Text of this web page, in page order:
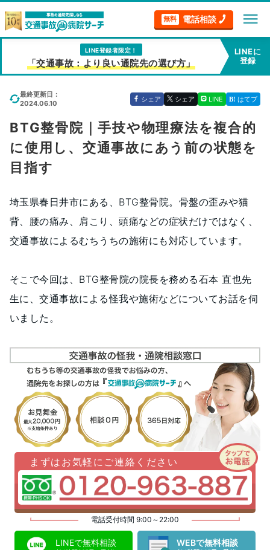
無料 電話相談 menu
LINE登録者限定！
「交通事故：より良い通院先の選び方」
LINEに
登録
最終更新日：
2024.06.10
シェア シェア LINE はてブ
BTG整骨院｜手技や物理療法を複合的
に使用し、交通事故にあう前の状態を
目指す
埼玉県春日井市にある、BTG整骨院。骨盤の歪みや猫
背、腰の痛み、肩こり、頭痛などの症状だけではなく、
交通事故によるむちうちの施術にも対応しています。
そこで今回は、BTG整骨院の院長を務める石本 直也先
生に、交通事故による怪我や施術などについてお話を伺
いました。
まずはお気軽にご連絡ください
電話受付時間 9:00～22:00
LINEで無料相談 WEBで無料相談